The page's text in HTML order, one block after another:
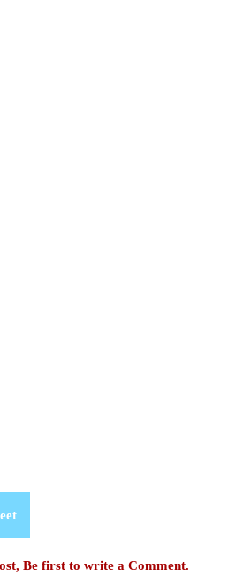
Be first to write a Comment.